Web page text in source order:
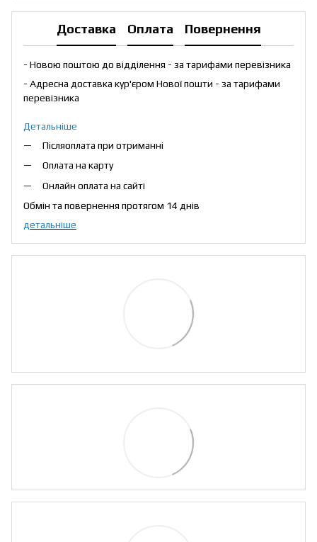
Доставка Оплата Повернення
- Новою поштою до відділення - за тарифами перевізника
- Адресна доставка кур'єром Нової пошти - за тарифами
перевізника
Детальніше
Післяоплата при отриманні
Оплата на карту
Онлайн оплата на сайті
Обмін та повернення протягом 14 днів
детальніше